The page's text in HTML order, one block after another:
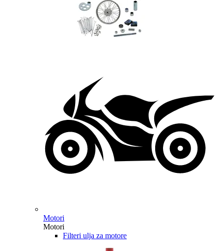
Motori
Motori
Filteri ulja za motore